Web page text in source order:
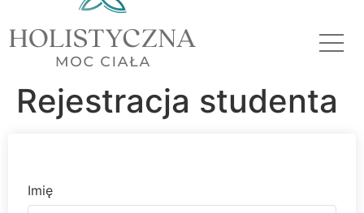
Rejestracja studenta
Imię